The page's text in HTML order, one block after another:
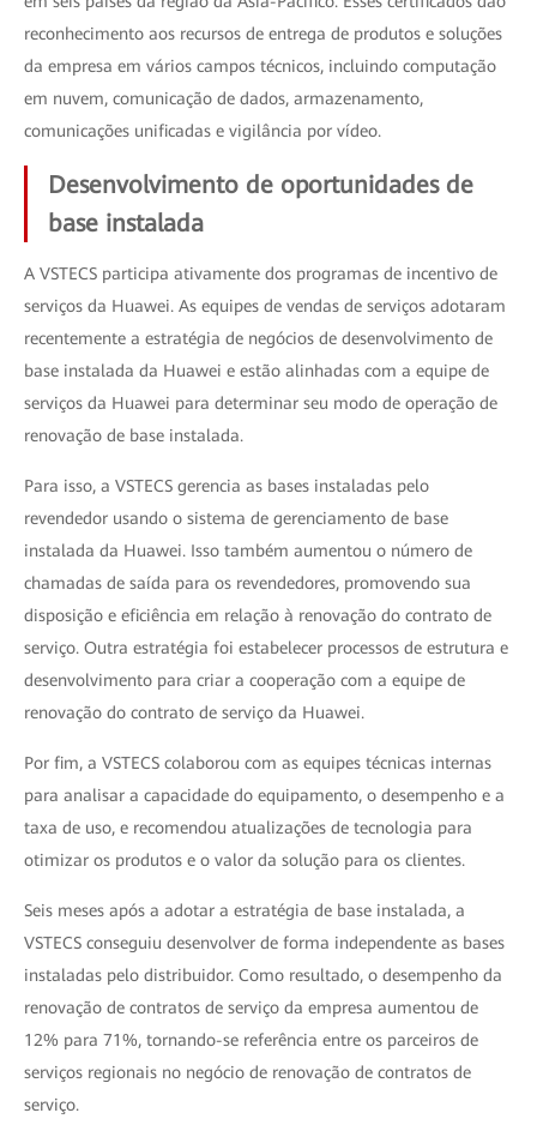
reconhecimento aos recursos de entrega de produtos e soluções
da empresa em vários campos técnicos, incluindo computação
em nuvem, comunicação de dados, armazenamento,
comunicações unificadas e vigilância por vídeo.
Desenvolvimento de oportunidades de
base instalada
A VSTECS participa ativamente dos programas de incentivo de
serviços da Huawei. As equipes de vendas de serviços adotaram
recentemente a estratégia de negócios de desenvolvimento de
base instalada da Huawei e estão alinhadas com a equipe de
serviços da Huawei para determinar seu modo de operação de
renovação de base instalada.
Para isso, a VSTECS gerencia as bases instaladas pelo
revendedor usando o sistema de gerenciamento de base
instalada da Huawei. Isso também aumentou o número de
chamadas de saída para os revendedores, promovendo sua
disposição e eficiência em relação à renovação do contrato de
serviço. Outra estratégia foi estabelecer processos de estrutura e
desenvolvimento para criar a cooperação com a equipe de
renovação do contrato de serviço da Huawei.
Por fim, a VSTECS colaborou com as equipes técnicas internas
para analisar a capacidade do equipamento, o desempenho e a
taxa de uso, e recomendou atualizações de tecnologia para
otimizar os produtos e o valor da solução para os clientes.
Seis meses após a adotar a estratégia de base instalada, a
VSTECS conseguiu desenvolver de forma independente as bases
instaladas pelo distribuidor. Como resultado, o desempenho da
renovação de contratos de serviço da empresa aumentou de
12% para 71%, tornando-se referência entre os parceiros de
serviços regionais no negócio de renovação de contratos de
serviço.